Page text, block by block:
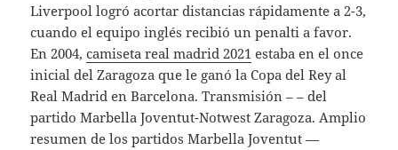
Liverpool logró acortar distancias rápidamente a 2-3,
cuando el equipo inglés recibió un penalti a favor.
En 2004,camiseta real madrid 2021 estaba en el once
inicial del Zaragoza que le ganó la Copa del Rey al
Real Madrid en Barcelona. Transmisión – – del
partido Marbella Joventut-Notwest Zaragoza. Amplio
resumen de los partidos Marbella Joventut —